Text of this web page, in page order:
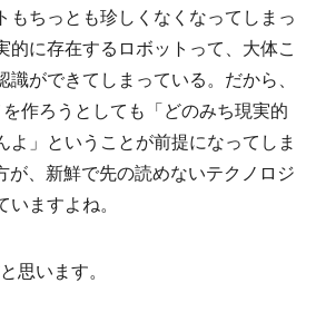
もちっとも珍しくなくなってしまっ
的に存在するロボットって、大体こ
ができてしまっている。だから、
作ろうとしても「どのみち現実的
よ」ということが前提になってしま
が、新鮮で先の読めないテクノロジ
ますよね。
思います。